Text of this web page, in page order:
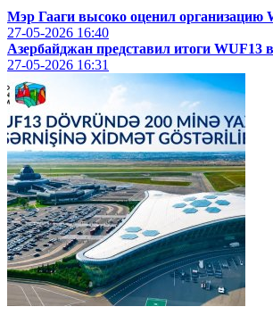
Мэр Гааги высоко оценил организацию
27-05-2026 16:40
Азербайджан представил итоги WUF13
27-05-2026 16:31